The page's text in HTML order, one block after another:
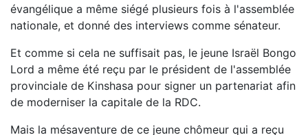
évangélique a même siégé plusieurs fois à l'assemblée
nationale, et donné des interviews comme sénateur.
Et comme si cela ne suffisait pas, le jeune Israël Bongo
Lord a même été reçu par le président de l'assemblée
provinciale de Kinshasa pour signer un partenariat afin
de moderniser la capitale de la RDC.
Mais la mésaventure de ce jeune chômeur qui a reçu